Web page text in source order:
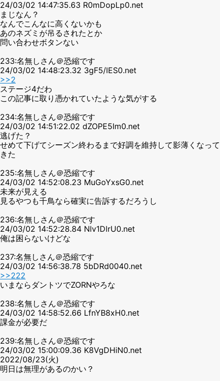
24/03/02 14:47:35.63 R0mDopLp0.net
まじなん？
なんでこんなに高くないかも
あのネズミが吊るされたとか
問い合わせボタンない
233:名無しさん＠恐縮です
24/03/02 14:48:23.32 3gF5/lES0.net
>>2
ステージ4だわ
この記事に取り憑かれていたような気がする
234:名無しさん＠恐縮です
24/03/02 14:51:22.02 dZOPE5Im0.net
逃げた？
せめて下げてシーズン終わるまで好調を維持して影薄くなって
きた
235:名無しさん＠恐縮です
24/03/02 14:52:08.23 MuGoYxsG0.net
未来が見える
見るやつも千鳥なら確実に告訴するだろうし
236:名無しさん＠恐縮です
24/03/02 14:52:28.84 Nlv1DlrU0.net
俺は困らないけどな
237:名無しさん＠恐縮です
24/03/02 14:56:38.78 5bDRd0040.net
>>222
いまならダントツでZORNやろな
238:名無しさん＠恐縮です
24/03/02 14:58:52.66 LfnYB8xH0.net
課金が必要だ
239:名無しさん＠恐縮です
24/03/02 15:00:09.36 K8VgDHiN0.net
2022/08/23(火)
明日は無理があるのかい？